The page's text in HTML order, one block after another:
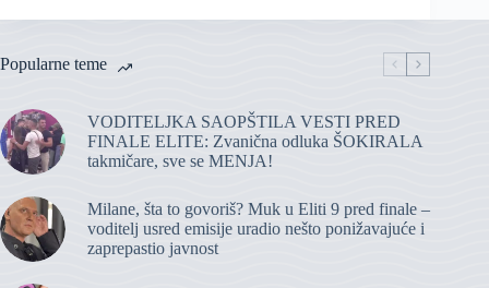
Popularne teme
VODITELJKA SAOPŠTILA VESTI PRED
FINALE ELITE: Zvanična odluka ŠOKIRALA
takmičare, sve se MENJA!
Milane, šta to govoriš? Muk u Eliti 9 pred finale –
voditelj usred emisije uradio nešto ponižavajuće i
zaprepastio javnost